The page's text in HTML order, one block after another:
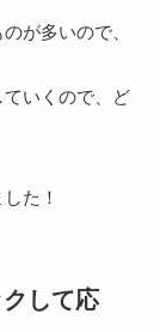
が多いので、
いくので、ど
た！
して応